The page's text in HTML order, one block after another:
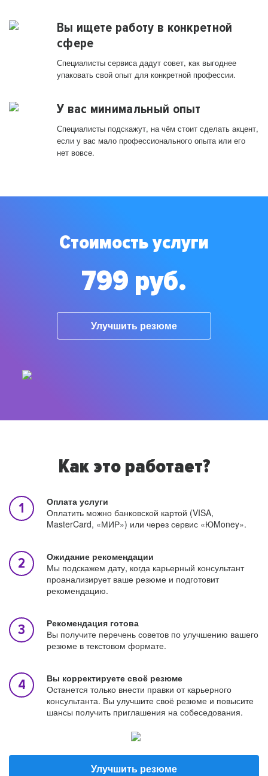
Вы ищете работу в конкретной
сфере
Специалисты сервиса дадут совет, как выгоднее
упаковать свой опыт для конкретной профессии.
У вас минимальный опыт
Специалисты подскажут, на чём стоит сделать акцент,
если у вас мало профессионального опыта или его
нет вовсе.
Стоимость услуги
799 руб.
Улучшить резюме
Как это работает?
Оплата услуги
Оплатить можно банковской картой (VISA,
MasterCard, «МИР») или через сервис «ЮMoney».
Ожидание рекомендации
Мы подскажем дату, когда карьерный консультант
проанализирует ваше резюме и подготовит
рекомендацию.
Рекомендация готова
Вы получите перечень советов по улучшению вашего
резюме в текстовом формате.
Вы корректируете своё резюме
Останется только внести правки от карьерного
консультанта. Вы улучшите своё резюме и повысите
шансы получить приглашения на собеседования.
Улучшить резюме